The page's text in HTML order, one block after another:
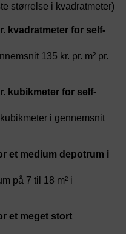
størrelse i kvadratmeter)
kvadratmeter for self-
135 kr. pr. m² pr.
kubikmeter for self-
i gennemsnit
et medium depotrum i
på 7 til 18 m² i
et meget stort